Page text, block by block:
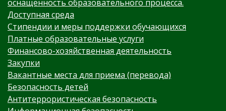
оснащенность образовательного процесса.
Доступная среда
Стипендии и меры поддержки обучающихся
Платные образовательные услуги
Финансово-хозяйственная деятельность
Закупки
Вакантные места для приема (перевода)
Безопасность детей
Антитеррористическая безопасность